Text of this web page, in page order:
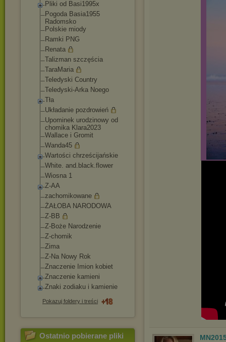
Pliki od Basi1995x
Pogoda Basia1955
Radomsko
Polskie miody
Ramki PNG
Renata
Talizman szczęścia
TaraMaria
Teledyski Country
Teledyski-Arka Noego
Tła
Układanie pozdrowień
Upominek urodzinowy od
chomika Klara2023
Wallace i Gromit
Wanda45
Wartości chrześcijańskie
White. and.black.flower
Wiosna 1
Z-AA
zachomikowane
ŻAŁOBA NARODOWA
Z-BB
Z-Boże Narodzenie
Z-chomik
Zima
Z-Na Nowy Rok
Znaczenie Imion kobiet
Znaczenie kamieni
Znaki zodiaku i kamienie
Pokazuj foldery i treści
Ostatnio pobierane pliki